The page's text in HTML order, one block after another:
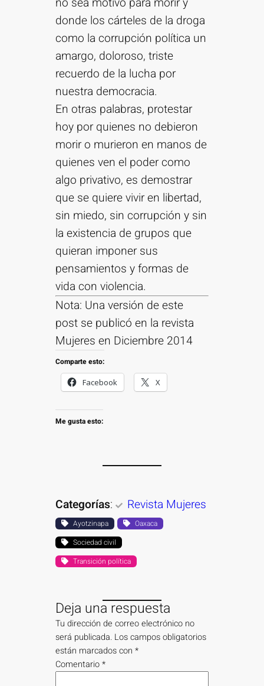
donde los cárteles de la droga
como la corrupción política un
amargo, doloroso, triste
recuerdo de la lucha por
nuestra democracia.
En otras palabras, protestar
hoy por quienes no debieron
morir o murieron en manos de
quienes ven el poder como
algo privativo, es demostrar
que se quiere vivir en libertad,
sin miedo, sin corrupción y sin
la existencia de grupos que
quieran imponer sus
pensamientos y formas de
vida con violencia.
Nota: Una versión de este
post se publicó en la revista
Mujeres en Diciembre 2014
Comparte esto:
Facebook
X
Me gusta esto:
Categorías: Revista Mujeres
Ayotzinapa
Oaxaca
Sociedad civil
Transición política
Deja una respuesta
Tu dirección de correo electrónico no
será publicada. Los campos obligatorios
están marcados con*
Comentario*